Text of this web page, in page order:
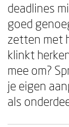
deadlines
goed
zetten met
klinkt
mee om?
je eigen
als